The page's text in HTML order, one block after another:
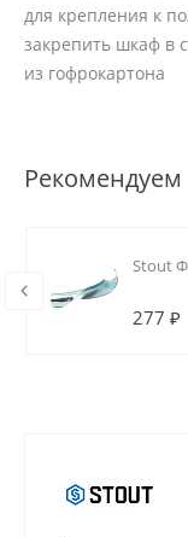
для крепления к
закрепить шкаф в
из гофрокартона
Рекомендуем
Stout
277 ₽